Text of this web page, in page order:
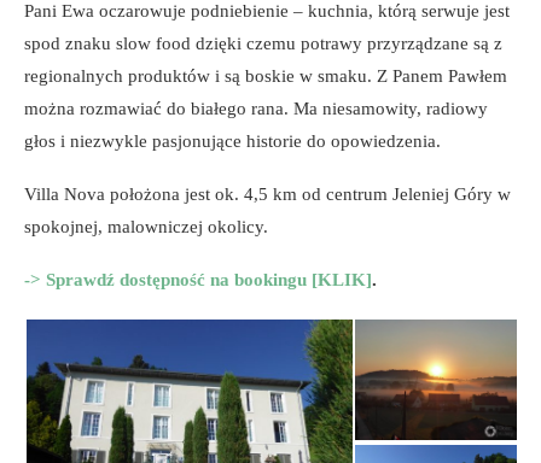
Pani Ewa oczarowuje podniebienie – kuchnia, którą serwuje jest
spod znaku slow food dzięki czemu potrawy przyrządzane są z
regionalnych produktów i są boskie w smaku. Z Panem Pawłem
można rozmawiać do białego rana. Ma niesamowity, radiowy
głos i niezwykle pasjonujące historie do opowiedzenia.
Villa Nova położona jest ok. 4,5 km od centrum Jeleniej Góry w
spokojnej, malowniczej okolicy.
-> Sprawdź dostępność na bookingu [KLIK].